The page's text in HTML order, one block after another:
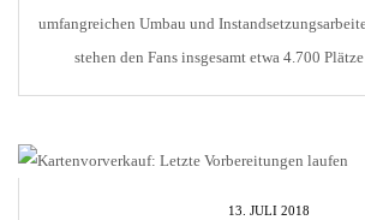
umfangreichen Umbau und
stehen den Fans insgesamt etwa 4.700
Pforzheimer Fans angeboten: Stehplatz
13. JULI 2018